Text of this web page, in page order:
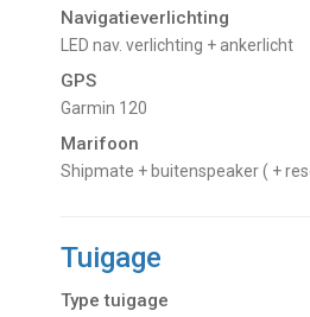
Navigatieverlichting
LED nav. verlichting + ankerlicht
GPS
Garmin 120
Marifoon
Shipmate + buitenspeaker ( +
Tuigage
Type tuigage